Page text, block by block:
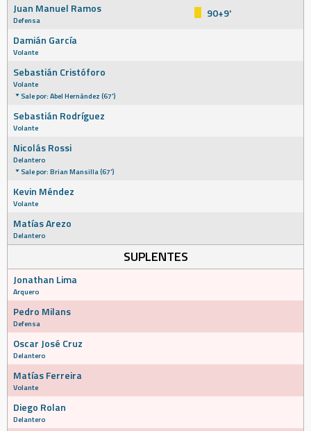
Juan Manuel Ramos
Defensa
90+9'
Damián García
Volante
Sebastián Cristóforo
Volante
Sale por: Abel Hernández (67')
Sebastián Rodríguez
Volante
Nicolás Rossi
Delantero
Sale por: Brian Mansilla (67')
Kevin Méndez
Volante
Matías Arezo
Delantero
SUPLENTES
Jonathan Lima
Arquero
Pedro Milans
Defensa
Oscar José Cruz
Delantero
Matías Ferreira
Volante
Diego Rolan
Delantero